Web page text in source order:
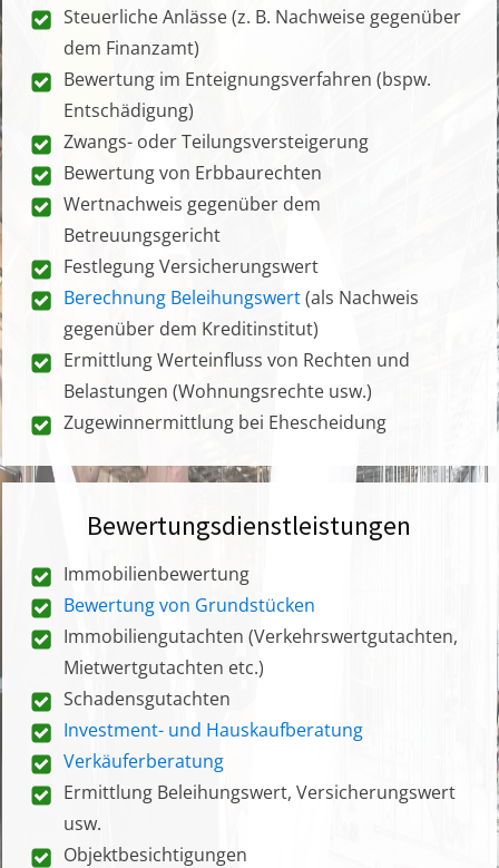
Steuerliche Anlässe (z. B. Nachweise gegenüber
dem Finanzamt)
Bewertung im Enteignungsverfahren (bspw.
Entschädigung)
Zwangs- oder Teilungsversteigerung
Bewertung von Erbbaurechten
Wertnachweis gegenüber dem
Betreuungsgericht
Festlegung Versicherungswert
Berechnung Beleihungswert(als Nachweis
gegenüber dem Kreditinstitut)
Ermittlung Werteinfluss von Rechten und
Belastungen (Wohnungsrechte usw.)
Zugewinnermittlung bei Ehescheidung
Bewertungsdienstleistungen
Immobilienbewertung
Bewertung von Grundstücken
Immobiliengutachten (Verkehrswertgutachten,
Mietwertgutachten etc.)
Schadensgutachten
Investment- und Hauskaufberatung
Verkäuferberatung
Ermittlung Beleihungswert, Versicherungswert
usw.
Objektbesichtigungen